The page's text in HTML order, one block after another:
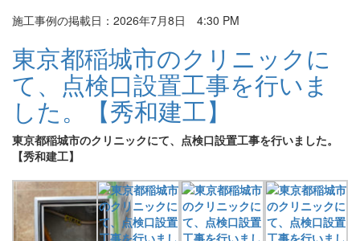
施工事例の掲載日：2026年7月8日 4:30 PM
東京都稲城市のクリニックに
て、点検口設置工事を行いま
した。【秀和建工】
東京都稲城市のクリニックにて、点検口設置工事を行いました。
【秀和建工】